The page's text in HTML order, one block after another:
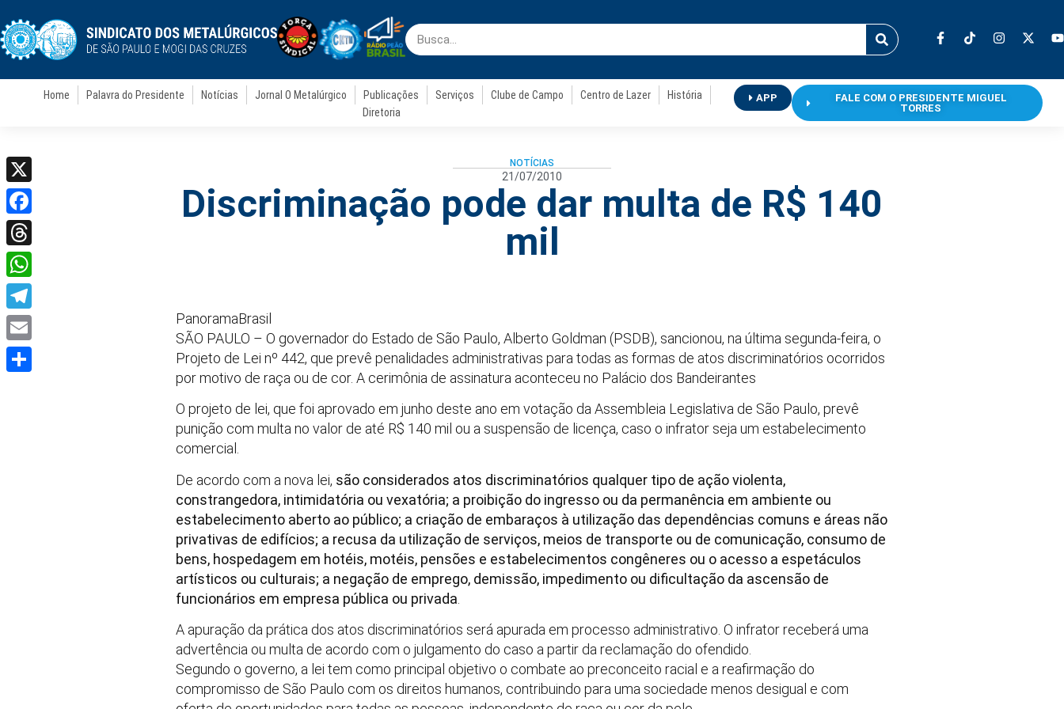
Home Palavra do Presidente Notícias Jornal O Metalúrgico Publicações Serviços Clube de Campo Centro de Lazer
História
Diretoria
APP
FALE COM O PRESIDENTE MIGUEL
TORRES
NOTÍCIAS
21/07/2010
Discriminação pode dar multa de R$ 140
mil
PanoramaBrasil
SÃO PAULO – O governador do Estado de São Paulo, Alberto Goldman (PSDB), sancionou, na última segunda-feira, o
Projeto de Lei nº 442, que prevê penalidades administrativas para todas as formas de atos discriminatórios ocorridos
por motivo de raça ou de cor. A cerimônia de assinatura aconteceu no Palácio dos Bandeirantes
O projeto de lei, que foi aprovado em junho deste ano em votação da Assembleia Legislativa de São Paulo, prevê
punição com multa no valor de até R$ 140 mil ou a suspensão de licença, caso o infrator seja um estabelecimento
comercial.
De acordo com a nova lei, são considerados atos discriminatórios qualquer tipo de ação violenta,
constrangedora, intimidatória ou vexatória; a proibição do ingresso ou da permanência em ambiente ou
estabelecimento aberto ao público; a criação de embaraços à utilização das dependências comuns e áreas não
privativas de edifícios; a recusa da utilização de serviços, meios de transporte ou de comunicação, consumo de
bens, hospedagem em hotéis, motéis, pensões e estabelecimentos congêneres ou o acesso a espetáculos
artísticos ou culturais; a negação de emprego, demissão, impedimento ou dificultação da ascensão de
funcionários em empresa pública ou privada
A apuração da prática dos atos discriminatórios será apurada em processo administrativo. O infrator receberá uma
advertência ou multa de acordo com o julgamento do caso a partir da reclamação do ofendido.
Segundo o governo, a lei tem como principal objetivo o combate ao preconceito racial e a reafirmação do
compromisso de São Paulo com os direitos humanos, contribuindo para uma sociedade menos desigual e com
X
Facebook
Threads
WhatsApp
Telegram
Email